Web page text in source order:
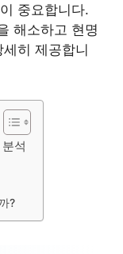
중요합니다.
해소하고 현명
히 제공합니
석
?